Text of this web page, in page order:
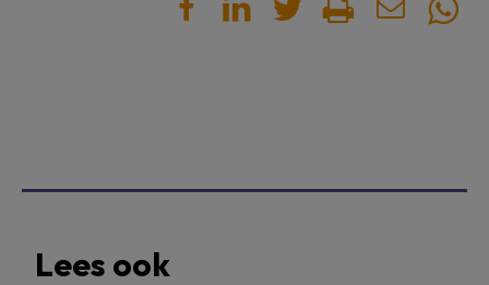
Lees ook